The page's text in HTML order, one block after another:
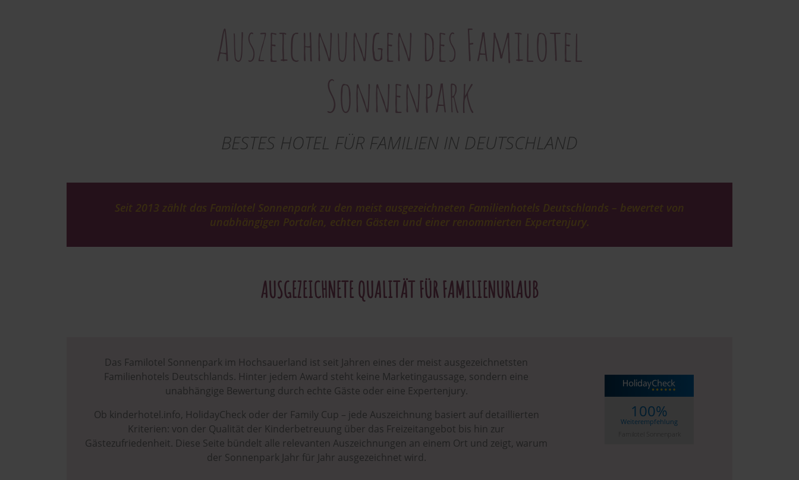
Auszeichnungen des Familotel
Sonnenpark
BESTES HOTEL FÜR FAMILIEN IN DEUTSCHLAND
Seit 2013 zählt das Familotel Sonnenpark zu den meist ausgezeichneten Familienhotels Deutschlands – bewertet von
unabhängigen Portalen, echten Gästen und einer renommierten Expertenjury.
AUSGEZEICHNETE QUALITÄT FÜR FAMILIENURLAUB
Das Familotel Sonnenpark im Hochsauerland ist seit Jahren eines der meist ausgezeichnetsten
Familienhotels Deutschlands. Hinter jedem Award steht keine Marketingaussage, sondern eine
unabhängige Bewertung durch echte Gäste oder eine Expertenjury.
Ob kinderhotel.info, HolidayCheck oder der Family Cup – jede Auszeichnung basiert auf detaillierten
Kriterien: von der Qualität der Kinderbetreuung über das Freizeitangebot bis hin zur
Gästezufriedenheit. Diese Seite bündelt alle relevanten Auszeichnungen an einem Ort und zeigt, warum
der Sonnenpark Jahr für Jahr ausgezeichnet wird.
100%
Weiterempfehlung